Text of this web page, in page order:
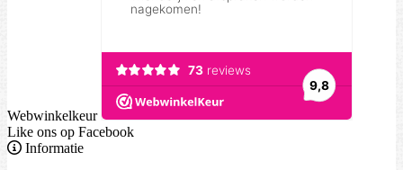
Webwinkelkeur
Like ons op Facebook
Informatie